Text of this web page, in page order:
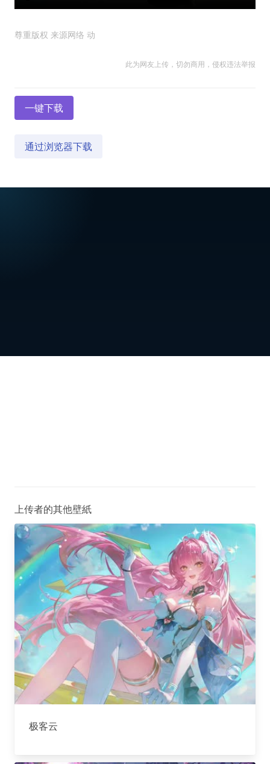
尊重版权 来源网络 动
此为网友上传，切勿商用，侵权违法举报
一键下载
通过浏览器下载
上传者的其他壁紙
极客云